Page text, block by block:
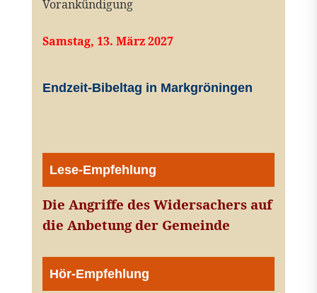
Vorankündigung
Samstag, 13. März 2027
Endzeit-Bibeltag in Markgröningen
Lese-Empfehlung
Die Angriffe des Widersachers auf
die Anbetung der Gemeinde
Hör-Empfehlung